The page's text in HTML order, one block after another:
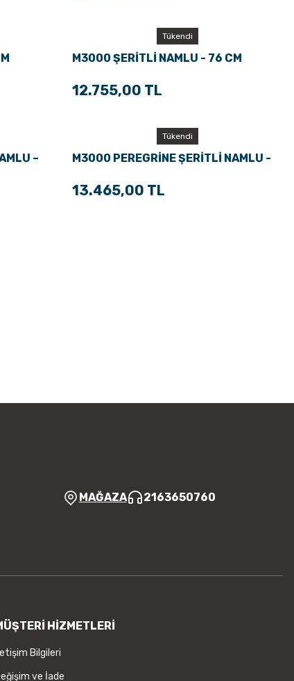
Tükendi
M3000 ŞERİTLİ NAMLU - 76 CM
12.755,00 TL
–
Tükendi
M3000 PEREGRİNE ŞERİTLİ NAMLU -
13.465,00 TL
MAĞAZA 2163650760
HİZMETLERİ
Bilgileri
ve İade